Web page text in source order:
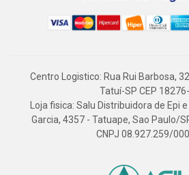
Centro Logistico: Rua Rui Barbosa,
Tatuí-SP CEP
Loja fisica: Salu Distribuidora de Epi
Garcia, 4357 - Tatuape, Sao Paulo/
CNPJ 08.927.259/